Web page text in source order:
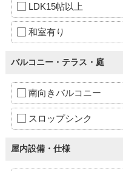
LDK15帖以上
和室有り
バルコニー・テラス・庭
南向きバルコニー
スロップシンク
屋内設備・仕様